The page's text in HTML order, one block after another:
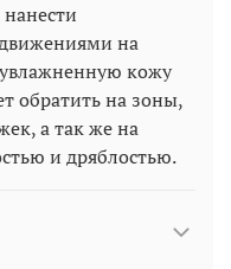
на
кожу
обратить на зоны,
а так же на
и дряблостью.